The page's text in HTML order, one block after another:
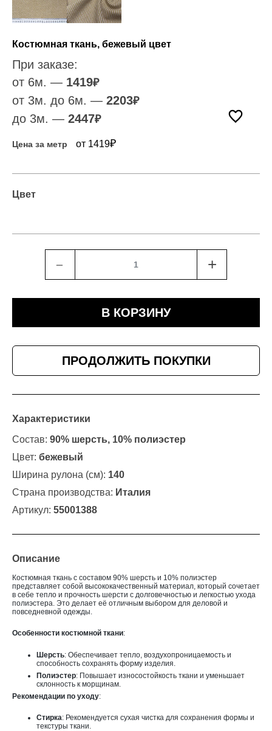
Костюмная ткань, бежевый цвет
При заказе:
от 6м. — 1419₽
от 3м. до 6м. — 2203₽
до 3м. — 2447₽
Цена за метр от 1419₽
Цвет
﹣ +
В КОРЗИНУ
ПРОДОЛЖИТЬ ПОКУПКИ
Характеристики
Состав: 90% шерсть, 10% полиэстер
Цвет: бежевый
Ширина рулона (см): 140
Страна производства: Италия
Артикул: 55001388
Описание
Костюмная ткань с составом 90% шерсть и 10% полиэстер
представляет собой высококачественный материал, который сочетает
в себе тепло и прочность шерсти с долговечностью и легкостью ухода
полиэстера. Это делает её отличным выбором для деловой и
повседневной одежды.
Особенности костюмной ткани:
Шерсть: Обеспечивает тепло, воздухопроницаемость и
способность сохранять форму изделия.
Полиэстер: Повышает износостойкость ткани и уменьшает
склонность к морщинам.
Рекомендации по уходу:
Стирка: Рекомендуется сухая чистка для сохранения формы и
текстуры ткани.